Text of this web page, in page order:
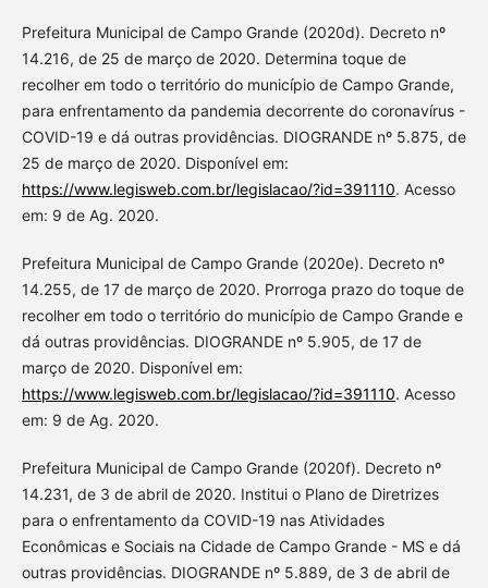
Prefeitura Municipal de Campo Grande (2020d). Decreto nº
14.216, de 25 de março de 2020. Determina toque de
recolher em todo o território do município de Campo Grande,
para enfrentamento da pandemia decorrente do coronavírus -
COVID-19 e dá outras providências. DIOGRANDE nº 5.875, de
25 de março de 2020. Disponível em:
https://www.legisweb.com.br/legislacao/?id=391110. Acesso
em: 9 de Ag. 2020.
Prefeitura Municipal de Campo Grande (2020e). Decreto nº
14.255, de 17 de março de 2020. Prorroga prazo do toque de
recolher em todo o território do município de Campo Grande e
dá outras providências. DIOGRANDE nº 5.905, de 17 de
março de 2020. Disponível em:
https://www.legisweb.com.br/legislacao/?id=391110. Acesso
em: 9 de Ag. 2020.
Prefeitura Municipal de Campo Grande (2020f). Decreto nº
14.231, de 3 de abril de 2020. Institui o Plano de Diretrizes
para o enfrentamento da COVID-19 nas Atividades
Econômicas e Sociais na Cidade de Campo Grande - MS e dá
outras providências. DIOGRANDE nº 5.889, de 3 de abril de